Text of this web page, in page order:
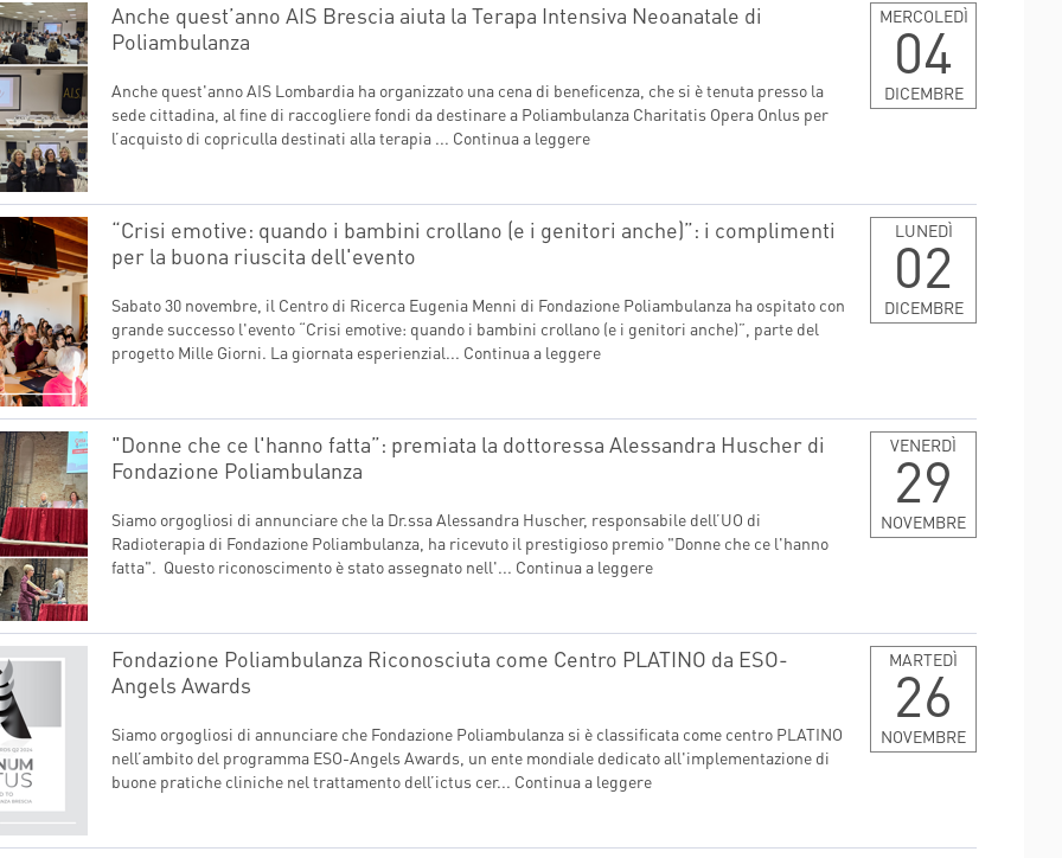
Anche quest’anno AIS Brescia aiuta la Terapa Intensiva Neoanatale di
Poliambulanza
Anche quest'anno AIS Lombardia ha organizzato una cena di beneficenza, che si è tenuta presso la
sede cittadina, al fine di raccogliere fondi da destinare a Poliambulanza Charitatis Opera Onlus per
l’acquisto di copriculla destinati alla terapia ... Continua a leggere
MERCOLEDÌ
04
DICEMBRE
“Crisi emotive: quando i bambini crollano (e i genitori anche)”: i complimenti
per la buona riuscita dell'evento
Sabato 30 novembre, il Centro di Ricerca Eugenia Menni di Fondazione Poliambulanza ha ospitato con
grande successo l'evento “Crisi emotive: quando i bambini crollano (e i genitori anche)”, parte del
progetto Mille Giorni. La giornata esperienzial... Continua a leggere
LUNEDÌ
02
DICEMBRE
"Donne che ce l'hanno fatta”: premiata la dottoressa Alessandra Huscher di
Fondazione Poliambulanza
Siamo orgogliosi di annunciare che la Dr.ssa Alessandra Huscher, responsabile dell’UO di
Radioterapia di Fondazione Poliambulanza, ha ricevuto il prestigioso premio "Donne che ce l'hanno
fatta". Questo riconoscimento è stato assegnato nell'... Continua a leggere
VENERDÌ
29
NOVEMBRE
Fondazione Poliambulanza Riconosciuta come Centro PLATINO da ESO-
Angels Awards
Siamo orgogliosi di annunciare che Fondazione Poliambulanza si è classificata come centro PLATINO
nell’ambito del programma ESO-Angels Awards, un ente mondiale dedicato all'implementazione di
buone pratiche cliniche nel trattamento dell’ictus cer... Continua a leggere
MARTEDÌ
26
NOVEMBRE
AGOSTO SETTEMBRE OTTOBRE
CONFERMA